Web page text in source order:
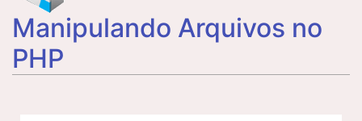
Manipulando Arquivos no
PHP